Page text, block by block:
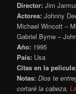
Director: Jim
Actores: Johnny
Michael Wincott –
Gabriel Byrne –
Año: 1995
País: Usa
Citas en la película:
Notas:Dios te
cortaré la cabeza,